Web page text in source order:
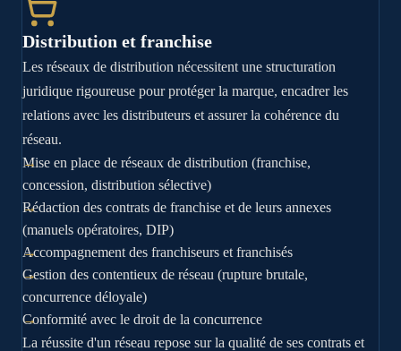
Distribution et franchise
Les réseaux de distribution nécessitent une structuration
juridique rigoureuse pour protéger la marque, encadrer les
relations avec les distributeurs et assurer la cohérence du
réseau.
Mise en place de réseaux de distribution (franchise,
concession, distribution sélective)
Rédaction des contrats de franchise et de leurs annexes
(manuels opératoires, DIP)
Accompagnement des franchiseurs et franchisés
Gestion des contentieux de réseau (rupture brutale,
concurrence déloyale)
Conformité avec le droit de la concurrence
La réussite d'un réseau repose sur la qualité de ses contrats et